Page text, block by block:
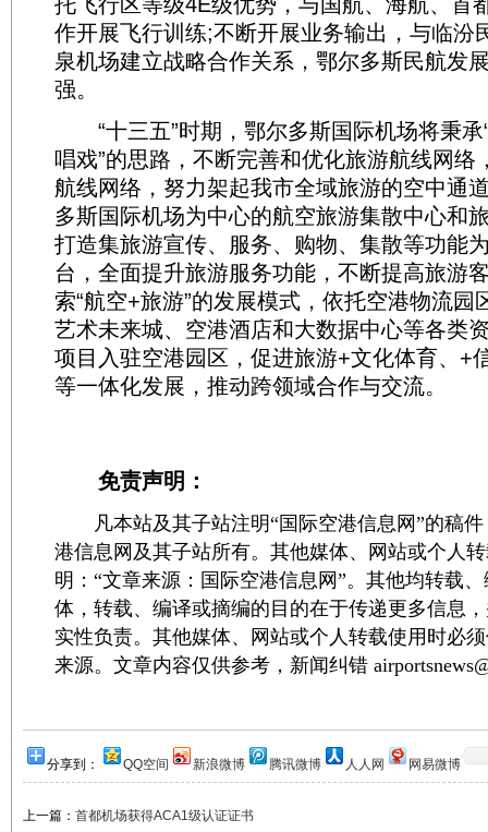
作开展飞行训练;不断开展业务输出，与临汾
泉机场建立战略合作关系，鄂尔多斯民航发
强。
“十三五”时期，鄂尔多斯国际机场将秉承
唱戏”的思路，不断完善和优化旅游航线网络
航线网络，努力架起我市全域旅游的空中通
多斯国际机场为中心的航空旅游集散中心和
打造集旅游宣传、服务、购物、集散等功能
台，全面提升旅游服务功能，不断提高旅游
索“航空+旅游”的发展模式，依托空港物流园
艺术未来城、空港酒店和大数据中心等各类
项目入驻空港园区，促进旅游+文化体育、+
等一体化发展，推动跨领域合作与交流。
免责声明：
凡本站及其子站注明“国际空港信息网”的稿件
港信息网及其子站所有。其他媒体、网站或个人
明：“文章来源：国际空港信息网”。其他均转载
体，转载、编译或摘编的目的在于传递更多信息
实性负责。其他媒体、网站或个人转载使用时必
来源。文章内容仅供参考，新闻纠错
分享到： QQ空间 新浪微博 腾讯微博 人人网 网易微博
上一篇： 首都机场获得ACA1级认证证书